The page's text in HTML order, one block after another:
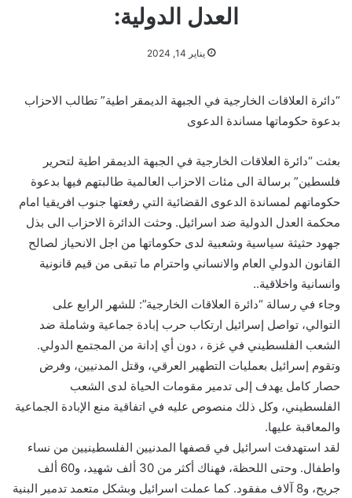
العدل الدولية:
يناير 14, 2024
“دائرة العلاقات الخارجية في الجبهة الديمقر اطية” تطالب الاحزاب
بدعوة حكوماتها مساندة الدعوى
بعثت “دائرة العلاقات الخارجية في الجبهة الديمقر اطية لتحرير
فلسطين” برسالة الى مئات الاحزاب العالمية طالبتهم فيها بدعوة
حكوماتهم لمساندة الدعوى القضائية التي رفعتها جنوب افريقيا امام
محكمة العدل الدولية ضد اسرائيل. وحثت الدائرة الاحزاب الى بذل
جهود حثيثة سياسية وشعبية لدى حكوماتها من اجل الانحياز لصالح
القانون الدولي العام والانساني واحترام ما تبقى من قيم قانونية
وانسانية واخلاقية..
وجاء في رسالة “دائرة العلاقات الخارجية”: للشهر الرابع على
التوالي، تواصل إسرائيل ارتكاب حرب إبادة جماعية وشاملة ضد
الشعب الفلسطيني في غزة ، دون أي إدانة من المجتمع الدولي.
وتقوم إسرائيل بعمليات التطهير العرقي، وقتل المدنيين، وفرض
حصار كامل يهدف إلى تدمير مقومات الحياة لدى الشعب
الفلسطيني، وكل ذلك منصوص عليه في اتفاقية منع الإبادة الجماعية
والمعاقبة عليها.
لقد استهدفت اسرائيل في قصفها المدنيين الفلسطينيين من نساء
واطفال. وحتى اللحظة، فهناك أكثر من 30 ألف شهيد، و60 ألف
جريح، و8 آلاف مفقود. كما عملت اسرائيل وبشكل متعمد تدمير البنية